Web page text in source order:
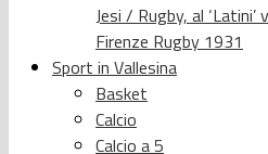
Jesi / Rugby, al
Firenze Rugby 1931
Sport in Vallesina
Basket
Calcio
Calcio a 5